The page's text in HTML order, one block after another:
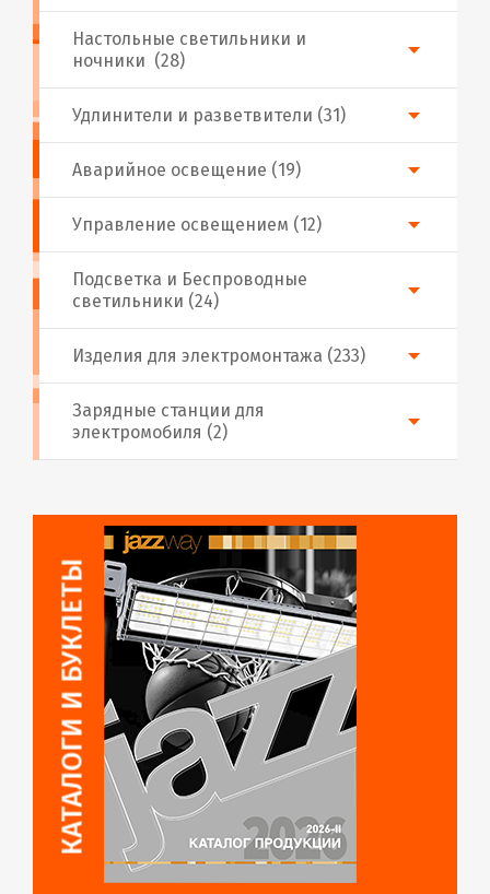
Аварийное освещение (19)
Настольные светильники и
ночники (28)
Подсветка и Беспроводные
светильники (24)
Изделия для электромонтажа (233)
Удлинители и разветвители (31)
Управление освещением (12)
Зарядные станции для
электромобиля (2)